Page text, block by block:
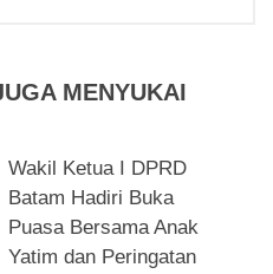
MENYUKAI
Wakil Ketua I DPRD
Batam Hadiri Buka
Puasa Bersama Anak
Yatim dan Peringatan